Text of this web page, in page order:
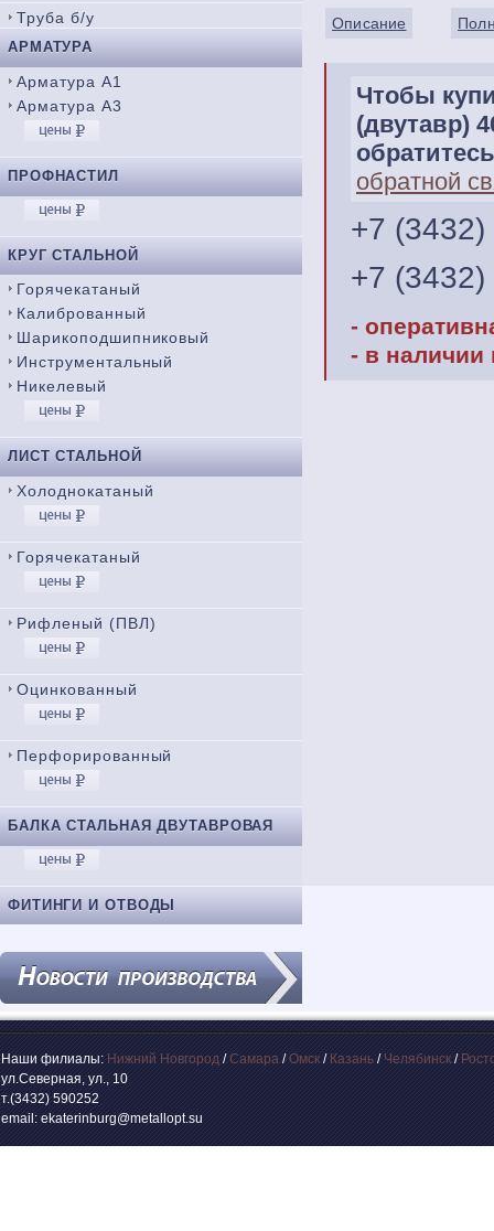
Труба б/у
АРМАТУРА
Арматура А1
Арматура А3
ПРОФНАСТИЛ
КРУГ СТАЛЬНОЙ
Горячекатаный
Калиброванный
Шарикоподшипниковый
Инструментальный
Никелевый
ЛИСТ СТАЛЬНОЙ
Холоднокатаный
Горячекатаный
Рифленый (ПВЛ)
Оцинкованный
Перфорированный
БАЛКА СТАЛЬНАЯ ДВУТАВРОВАЯ
ФИТИНГИ И ОТВОДЫ
Описание
Чтобы
(двутавр)
обратной
+7
+7
-
- в наличии
Наши филиалы:Нижний Новгород /Самара /Омск/ Казань /Челябинск /
ул.Северная, ул., 10
т.(3432) 590252
email: ekaterinburg@metallopt.su